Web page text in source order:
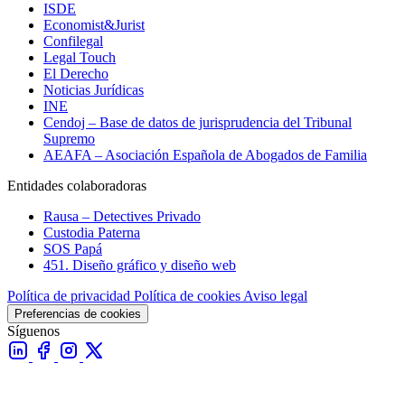
ISDE
Economist&Jurist
Confilegal
Legal Touch
El Derecho
Noticias Jurídicas
INE
Cendoj – Base de datos de jurisprudencia del Tribunal
Supremo
AEAFA – Asociación Española de Abogados de Familia
Entidades colaboradoras
Rausa – Detectives Privado
Custodia Paterna
SOS Papá
451. Diseño gráfico y diseño web
Política de privacidad Política de cookies Aviso legal
Preferencias de cookies
Síguenos